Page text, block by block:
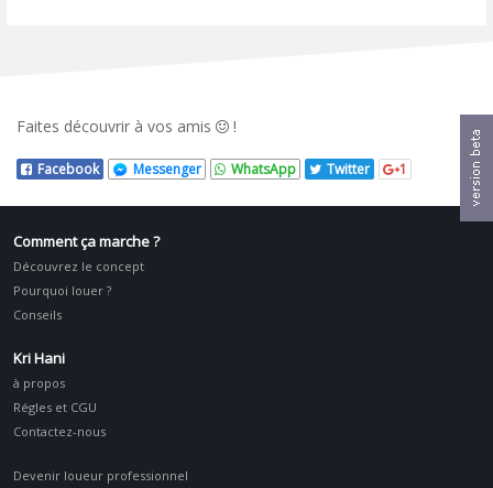
Faites découvrir à vos amis !
Facebook Messenger WhatsApp Twitter 1
Comment ça marche ?
Découvrez le concept
Pourquoi louer ?
Conseils
Kri Hani
à propos
Régles et CGU
Contactez-nous
Devenir loueur professionnel